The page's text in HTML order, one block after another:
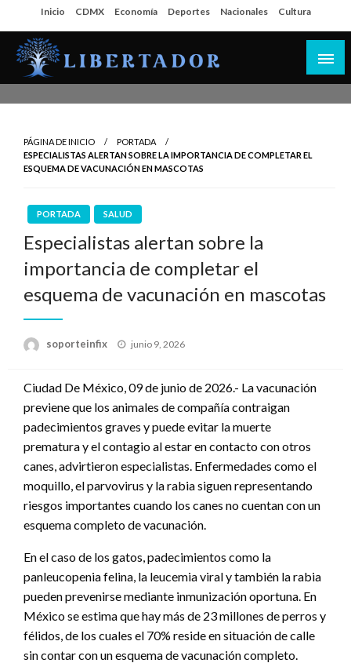
al
contenido
Inicio CDMX Economía Deportes Nacionales Cultura
PÁGINA DE INICIO
PORTADA
ESPECIALISTAS ALERTAN SOBRE LA IMPORTANCIA DE COMPLETAR EL
ESQUEMA DE VACUNACIÓN EN MASCOTAS
PORTADA SALUD
Especialistas alertan sobre la
importancia de completar el
esquema de vacunación en mascotas
soporteinfix
Publicado
junio 9, 2026
Ciudad De México, 09 de junio de 2026.- La vacunación
previene que los animales de compañía contraigan
padecimientos graves y puede evitar la muerte
prematura y el contagio al estar en contacto con otros
canes, advirtieron especialistas. Enfermedades como el
moquillo, el parvovirus y la rabia siguen representando
riesgos importantes cuando los canes no cuentan con un
esquema completo de vacunación.
En el caso de los gatos, padecimientos como la
panleucopenia felina, la leucemia viral y también la rabia
pueden prevenirse mediante inmunización oportuna. En
México se estima que hay más de 23 millones de perros y
félidos, de los cuales el 70% reside en situación de calle
sin contar con un esquema de vacunación completo.